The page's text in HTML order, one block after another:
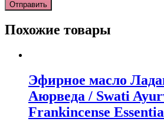
Похожие товары
Эфирное масло
Аюрведа / Swati
Frankincense